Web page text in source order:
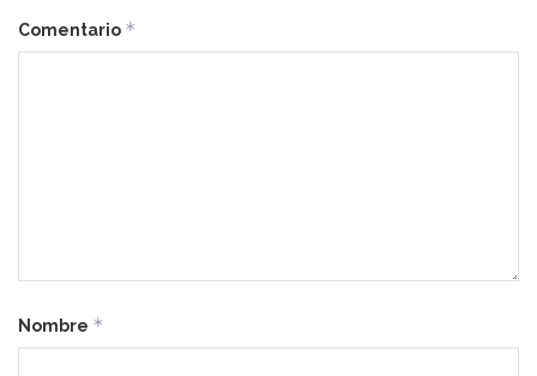
Comentario *
Nombre *